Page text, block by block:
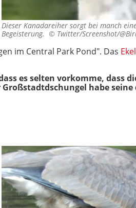
Dieser Kanadareiher sorgt bei manch
Begeisterung. © Twitter/Screenshot/
im Central Park Pond". Das
es selten vorkomme, dass
habe